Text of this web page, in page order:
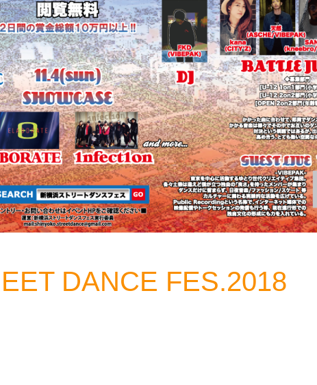
DANCE FES.2018